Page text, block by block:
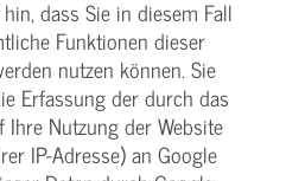
dass Sie in diesem Fall
Funktionen dieser
nutzen können. Sie
Erfassung der durch das
Nutzung der Website
IP-Adresse) an Google